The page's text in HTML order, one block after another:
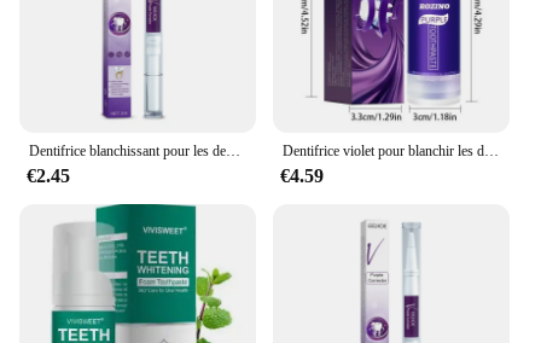
Dentifrice blanchissant pour les dents, V34 Pro, remodelé, livres de taches de dents jaunes, haleine fraîche, produit de soin des dents, 30ml
€2.45
Dentifrice violet pour blanchir les dents, remodelé, livres éclaircissants jaunes, tache dentaire, produit de soin buccal frais, 2024
€4.59